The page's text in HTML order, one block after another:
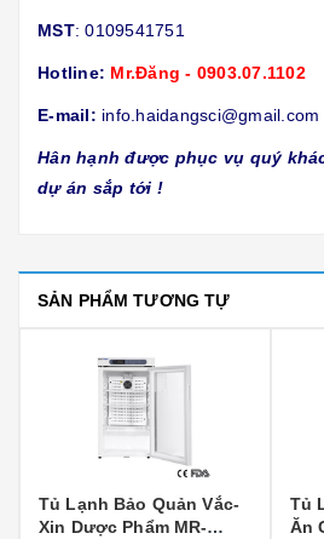
MST: 0109541751
Hotline: Mr.Đăng - 0903.07.1102
E-mail: info.haidangsci@gmail.com
Hân hạnh được phục vụ quý
dự án sắp tới !
SẢN PHẨM TƯƠNG TỰ
Tủ Lạnh Bảo Quản Vắc-
Xin Dược Phẩm MR-
Tủ
Ăn